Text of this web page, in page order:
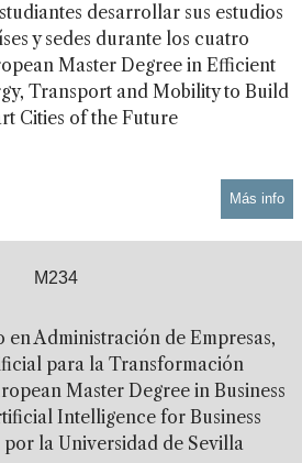
desarrollar sus estudios
y sedes durante los cuatro
Master Degree in Efficient
Transport and Mobility to Build
Cities of the Future
Más info
M234
Administración de Empresas,
para la Transformación
Master Degree in Business
Intelligence for Business
la Universidad de Sevilla